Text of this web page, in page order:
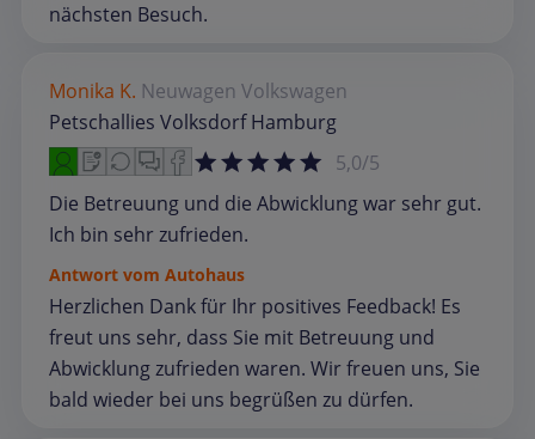
nächsten Besuch.
Monika K. Neuwagen Volkswagen
Petschallies Volksdorf Hamburg
5,0/5
Die Betreuung und die Abwicklung war sehr gut.
Ich bin sehr zufrieden.
Antwort vom Autohaus
Herzlichen Dank für Ihr positives Feedback! Es
freut uns sehr, dass Sie mit Betreuung und
Abwicklung zufrieden waren. Wir freuen uns, Sie
bald wieder bei uns begrüßen zu dürfen.